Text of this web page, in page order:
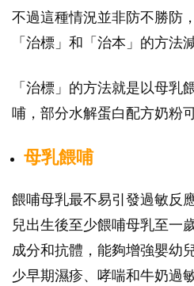
不過這種情況並非防不勝防
「治標」和「治本」的方法
「治標」的方法就是以母乳
哺，部分水解蛋白配方奶粉
母乳餵哺
餵哺母乳最不易引發過敏反
兒出生後至少餵哺母乳至一
成分和抗體，能夠增強嬰幼
少早期濕疹、哮喘和牛奶過